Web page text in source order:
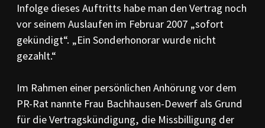
Infolge dieses Auftritts habe man den Vertrag noch
vor seinem Auslaufen im Februar 2007 „sofort
gekündigt“. „Ein Sonderhonorar wurde nicht
gezahlt.“
Im Rahmen einer persönlichen Anhörung vor dem
PR-Rat nannte Frau Bachhausen-Dewerf als Grund
für die Vertragskündigung, die Missbilligung der